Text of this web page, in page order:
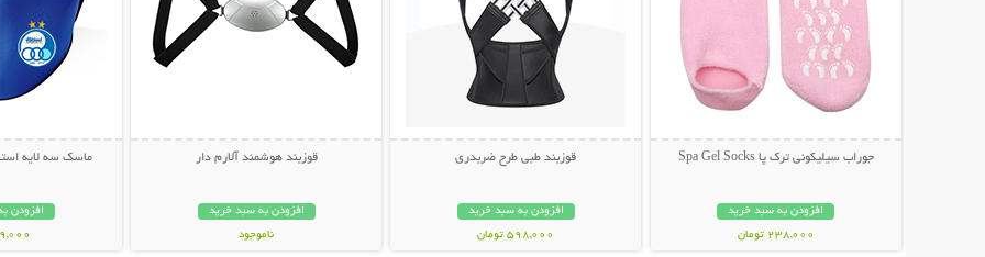
جوراب سیلیکونی ترک پا Spa Gel Socks
افزودن به سبد خرید
238,000 تومان
قوزبند طبی طرح ضربدری
افزودن به سبد خرید
598,000 تومان
قوزبند هوشمند آلارم دار
افزودن به سبد خرید
ناموجود
ماسک سه لایه
افزودن
49,000